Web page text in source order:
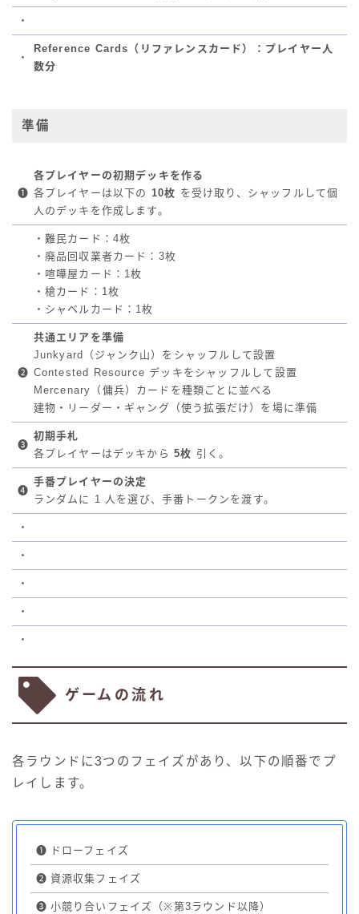
・
・
Reference Cards（リファレンスカード）：プレイヤー人
数分
準備
❶
各プレイヤーの初期デッキを作る
各プレイヤーは以下の 10枚 を受け取り、シャッフルして個
人のデッキを作成します。
・難民カード：4枚
・廃品回収業者カード：3枚
・喧嘩屋カード：1枚
・槍カード：1枚
・シャベルカード：1枚
❷
共通エリアを準備
Junkyard（ジャンク山）をシャッフルして設置
Contested Resource デッキをシャッフルして設置
Mercenary（傭兵）カードを種類ごとに並べる
建物・リーダー・ギャング（使う拡張だけ）を場に準備
❸
初期手札
各プレイヤーはデッキから5枚 引く。
❹
手番プレイヤーの決定
ランダムに 1 人を選び、手番トークンを渡す。
・
・
・
・
・
ゲームの流れ
各ラウンドに3つのフェイズがあり、以下の順番でプ
レイします。
❶ ドローフェイズ
❷ 資源収集フェイズ
❸ 小競り合いフェイズ（※第3ラウンド以降）